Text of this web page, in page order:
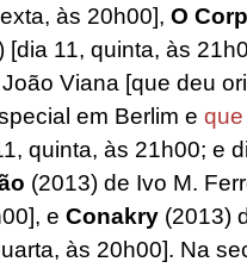
às 20h00], O
[dia 11, quinta, às
Viana [que deu
em Berlim e
quinta, às 21h00; e
(2013) de Ivo M.
e Conakry (2013)
às 20h00]. Na